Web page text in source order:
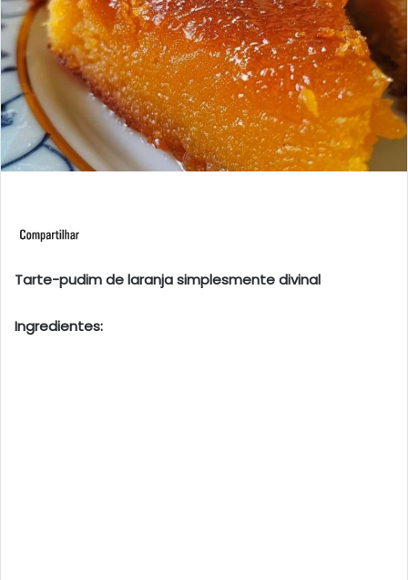
Tarte-pudim de laranja simplesmente divinal
Ingredientes: